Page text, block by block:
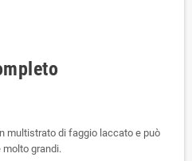
multistrato di faggio laccato e può
grandi.